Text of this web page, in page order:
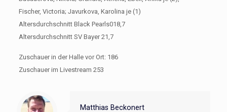
Fischer, Victoria; Javurkova, Karolina je (1)
Altersdurchschnitt Black Pearls0​18,7
Altersdurchschnitt SV Bayer ​21,7
Zuschauer in der Halle vor Ort: 186
Zuschauer im Livestream 253
Matthias Beckonert